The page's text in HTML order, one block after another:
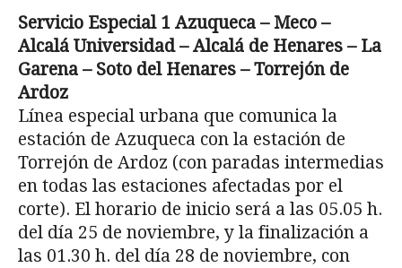
Servicio Especial 1 Azuqueca – Meco –
Alcalá Universidad – Alcalá de Henares – La
Garena – Soto del Henares – Torrejón de
Ardoz
Línea especial urbana que comunica la
estación de Azuqueca con la estación de
Torrejón de Ardoz (con paradas intermedias
en todas las estaciones afectadas por el
corte). El horario de inicio será a las 05.05 h.
del día 25 de noviembre, y la finalización a
las 01.30 h. del día 28 de noviembre, con